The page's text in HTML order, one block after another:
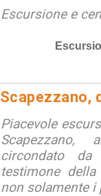
Escursione e
Scapezzano,
Piacevole
Scapezzano,
circondato
testimone
non solamente i